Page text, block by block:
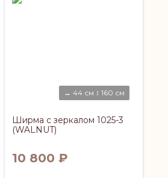
↔ 44 см ↕ 160 см
Ширма с зеркалом 1025-3
(WALNUT)
10 800 ₽